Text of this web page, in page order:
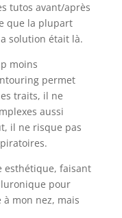
tutos avant/après
que la plupart
solution était là.
moins
permet
traits, il ne
aussi
il ne risque pas
esthétique, faisant
pour
mon nez, mais